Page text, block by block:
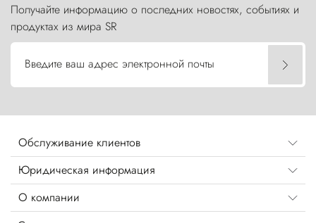
Получайте информацию о последних новостях, событиях и
продуктах из мира SR
Введите ваш адрес электронной почты
Обслуживание клиентов
Юридическая информация
О компании